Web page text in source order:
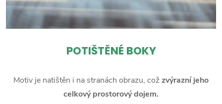
POTIŠTĚNÉ BOKY
Motiv je natištěn i na stranách obrazu, cožzvýrazní jeho
celkový prostorový dojem.